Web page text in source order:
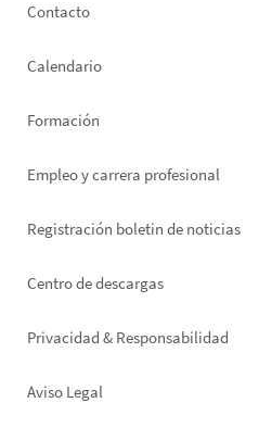
Footer
Contacto
Calendario
Formación
Empleo y carrera profesional
Registración boletin de noticias
Footer
Centro de descargas
Privacidad & Responsabilidad
Aviso Legal